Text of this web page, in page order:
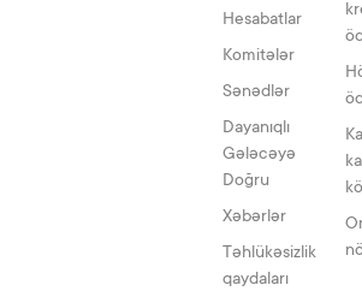
Hesabatlar
Komitələr
Sənədlər
Dayanıqlı
Gələcəyə
Doğru
Xəbərlər
Təhlükəsizlik
qaydaları